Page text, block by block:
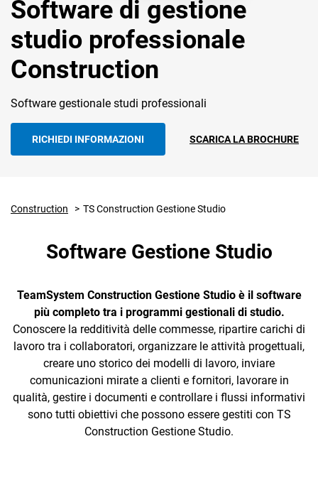
Ecommerce
TeamSystem Corporate
TeamSystem Store
funzionalità
Software di gestione
studio professionale
Construction
Software gestionale studi professionali
RICHIEDI INFORMAZIONI SCARICA LA BROCHURE
Construction TS Construction Gestione Studio
Software Gestione Studio
TeamSystem Construction Gestione Studio è il software
più completo tra i programmi gestionali di studio.
Conoscere la redditività delle commesse, ripartire carichi di
lavoro tra i collaboratori, organizzare le attività progettuali,
creare uno storico dei modelli di lavoro, inviare
comunicazioni mirate a clienti e fornitori, lavorare in
qualità, gestire i documenti e controllare i flussi informativi
sono tutti obiettivi che possono essere gestiti con TS
Construction Gestione Studio.